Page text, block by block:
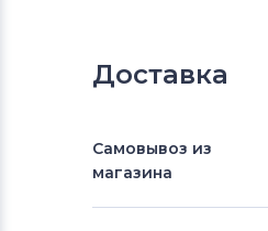
Доставка
Самовывоз из
магазина